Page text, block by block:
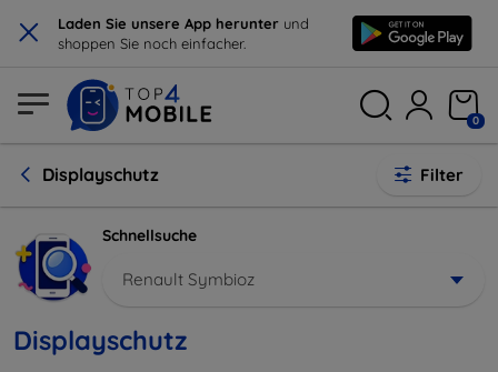
× Laden Sie unsere App herunter und
shoppen Sie noch einfacher.
0
Displayschutz Filter
Schnellsuche
Renault Symbioz
Displayschutz